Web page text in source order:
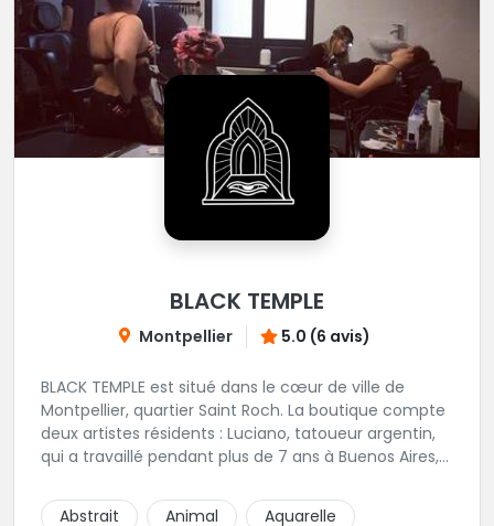
BLACK TEMPLE
Montpellier 5.0 (6 avis)
BLACK TEMPLE est situé dans le cœur de ville de
Montpellier, quartier Saint Roch. La boutique compte
deux artistes résidents : Luciano, tatoueur argentin,
qui a travaillé pendant plus de 7 ans à Buenos Aires,
qui a travaillé dans plusieurs boutiques de la ville
Abstrait Animal
Aquarelle